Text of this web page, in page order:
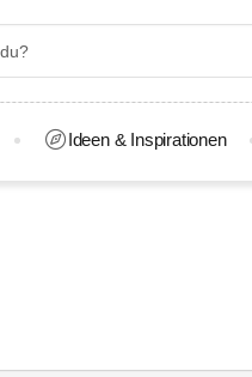
Ideen & Inspirationen